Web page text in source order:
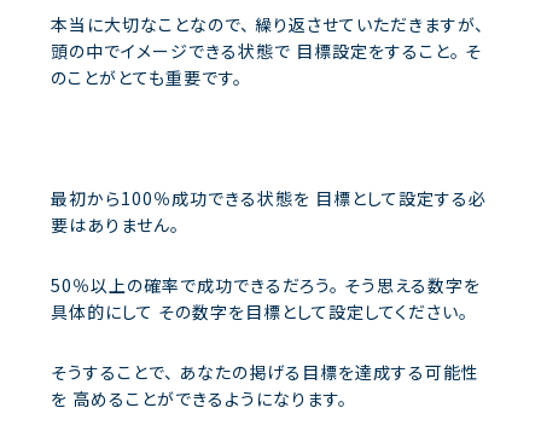
本当に大切なことなので、 繰り返させていただきますが、
頭の中でイメージできる状態で 目標設定をすること。 そ
のことがとても重要です。
最初から100％成功できる状態を 目標として設定する必
要はありません。
50％以上の確率で成功できるだろう。 そう思える数字を
具体的にして その数字を目標として設定してください。
そうすることで、 あなたの掲げる目標を達成する可能性
を 高めることができるようになります。